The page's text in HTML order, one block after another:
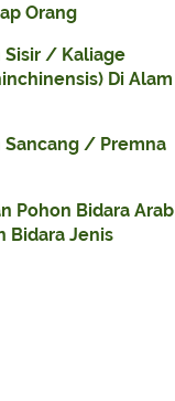
Orang
Sisir / Kaliage
Di Alam
Sancang / Premna
Pohon Bidara Arab
Bidara Jenis